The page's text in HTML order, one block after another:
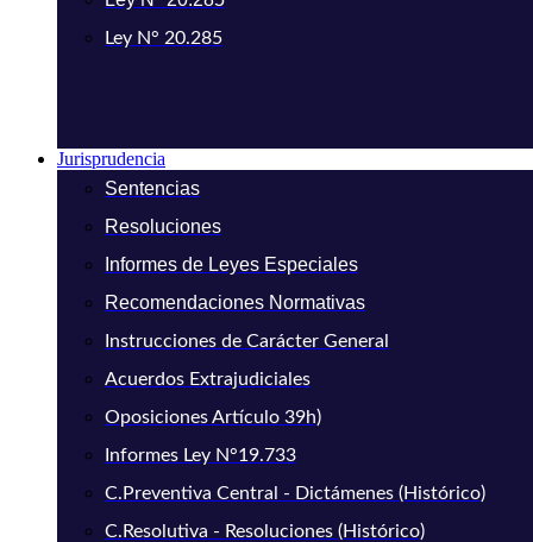
Ley N° 20.285
Jurisprudencia
Sentencias
Resoluciones
Informes de Leyes Especiales
Recomendaciones Normativas
Instrucciones de Carácter General
Acuerdos Extrajudiciales
Oposiciones Artículo 39h)
Informes Ley N°19.733
C.Preventiva Central - Dictámenes (Histórico)
C.Resolutiva - Resoluciones (Histórico)